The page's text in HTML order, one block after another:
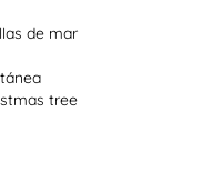
de mar
tree